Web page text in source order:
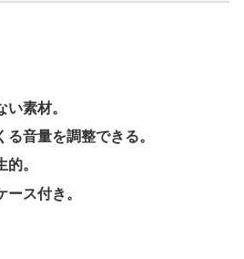
素材。
音量を調整できる。
。
ス付き。